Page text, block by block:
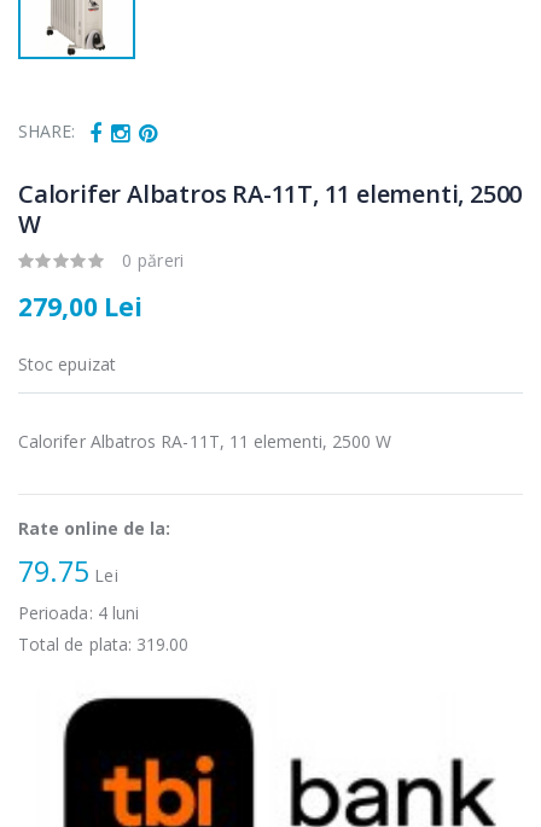
SHARE:
Calorifer Albatros RA-11T, 11 elementi, 2500
W
0 păreri
279,00 Lei
Stoc epuizat
Calorifer Albatros RA-11T, 11 elementi, 2500 W
Rate online de la:
79.75 Lei
Perioada: 4luni
Total de plata: 319.00
-25%
electric cu filtru
89,00 Lei
-21%
Masina de tocat
549,00 Lei
-33%
Masina de tocat
199,00 Lei
Heinner HHB-
DC1000SSBK ...
199,00 Lei
Robot de